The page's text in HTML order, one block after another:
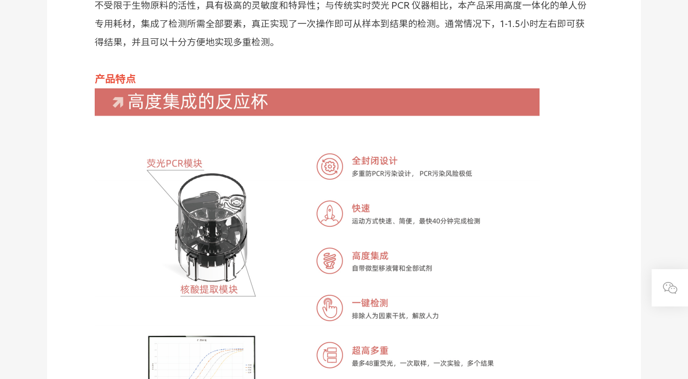
不受限于生物原料的活性，具有极高的灵敏度和特异性；与传统实时荧光 PCR 仪器相比，本产品采用高度一体化的单人份
专用耗材，集成了检测所需全部要素，真正实现了一次操作即可从样本到结果的检测。通常情况下，1-1.5小时左右即可获
得结果，并且可以十分方便地实现多重检测。
产品特点